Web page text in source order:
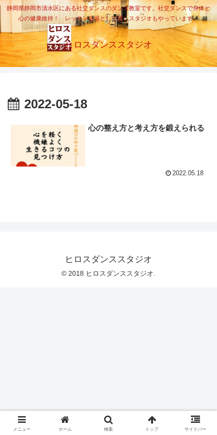
静岡県静岡市清水区にある社交ダンスのダンス教室です。社交ダンスで身体と
心の健康維持！ レッスン会場として貸しスタジオもやっています。
ヒロスダンススタジオ
2022-05-18
心の整え方と考え方を鍛えられる
2022.05.18
ヒロスダンススタジオ
© 2018 ヒロスダンススタジオ.
メニュー ホーム 検索 トップ サイドバー